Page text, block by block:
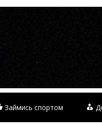
Займись спортом